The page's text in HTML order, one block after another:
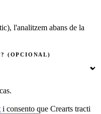
l'analitzem abans de la
(OPCIONAL)
i consento que Crearts tracti